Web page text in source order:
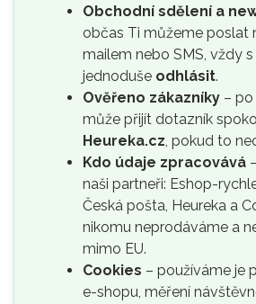
Obchodní sdělení a
občas Ti můžeme poslat
mailem nebo SMS, vždy
jednoduše odhlásit.
Ověřeno zákazníky –
může přijít dotazník
Heureka.cz, pokud to
Kdo údaje zpracovává
naši partneři: Eshop-
Česká pošta, Heureka a
nikomu neprodáváme a
mimo EU.
Cookies – používáme je
e-shopu, měření